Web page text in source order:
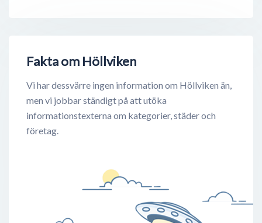
Fakta om Höllviken
Vi har dessvärre ingen information om Höllviken än,
men vi jobbar ständigt på att utöka
informationstexterna om kategorier, städer och
företag.